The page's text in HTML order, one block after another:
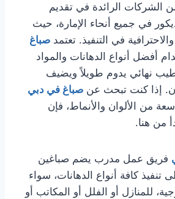
الشركات الرائدة في تقديم
في جميع أنحاء الإمارة، حيث
في التنفيذ. تعتمد صباغ
أفضل أنواع الدهانات والمواد
نهائي يدوم طويلاً ويضيف
إذا كنت تبحث عن صباغ في دبي
من الألوان والأنماط، فإن
من هنا.
فريق عمل مدرب يضم صباغين
تنفيذ كافة أنواع الدهانات، سواء
للمنازل أو الفلل أو المكاتب أو